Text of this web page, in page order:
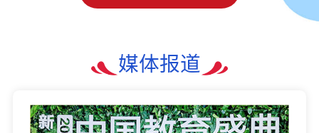
媒体报道